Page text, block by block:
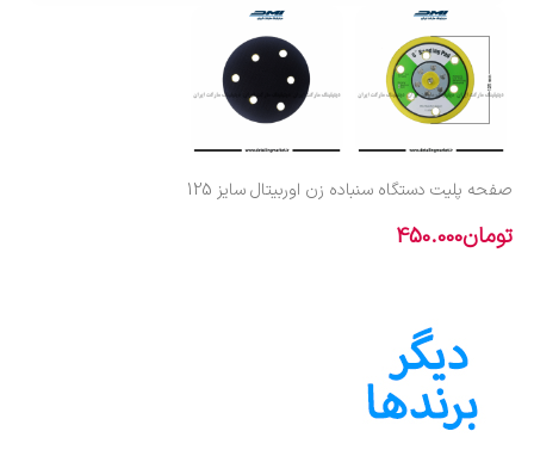
صفحه پلیت دستگاه سنباده زن اوربیتال سایز 125
تومان450.000